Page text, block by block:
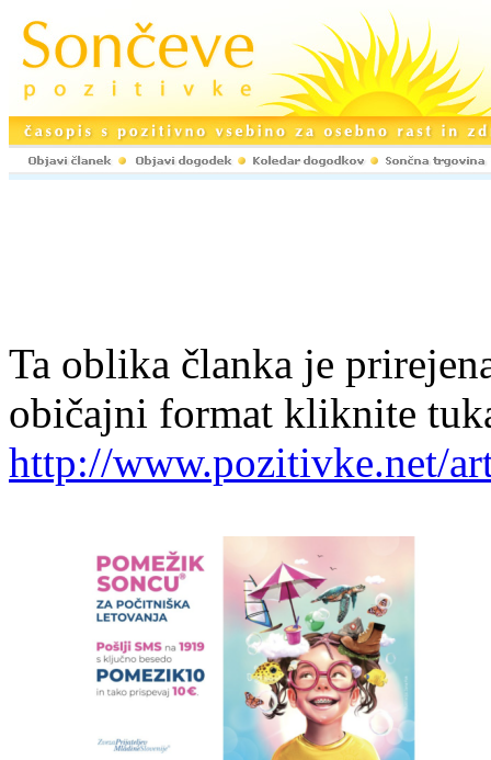
Ta oblika članka je
običajni format kliknite
http://www.pozitivke.net/